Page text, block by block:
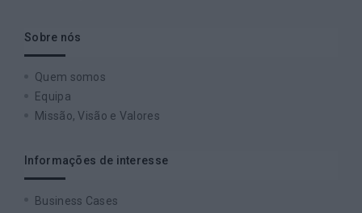
Sobre nós
Quem somos
Equipa
Missão, Visão e Valores
Informações de interesse
Business Cases